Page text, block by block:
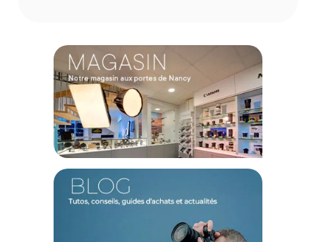
ouvrant le champ des possibles pour vos créations en
voyage.
Caractéristiques du support perche à selfie SmallRig
6319 pour caméras d'action 120cm :
Longueur maximale : 1,20 m
Longueur repliée : 28 cm
Matériaux : Alliage d'aluminium, Acier inoxydable
Fixation inférieure : Trou fileté 1/4 po-20
Poids du produit : 191,9 g +/- 5 g
Dimensions du colis : 310,0 x 57,0 x 44,0 mm